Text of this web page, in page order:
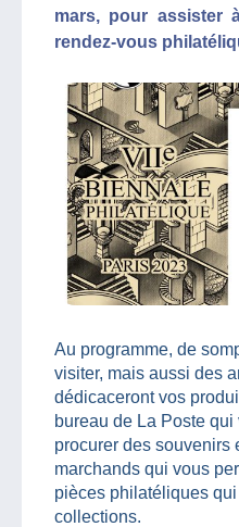
mars, pour assister
rendez-vous
Au programme, de
visiter, mais aussi des
dédicaceront vos
bureau de La Poste
procurer des souvenirs
marchands qui vous
pièces philatéliques
collections.